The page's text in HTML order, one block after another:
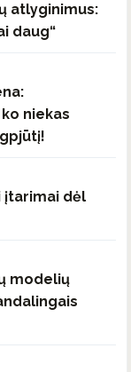
atlyginimus:
daug“
niekas
įtarimai dėl
modelių